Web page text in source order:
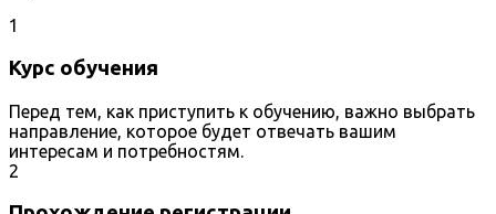
1
Курс обучения
Перед тем, как приступить к обучению, важно выбрать
направление, которое будет отвечать вашим
интересам и потребностям.
2